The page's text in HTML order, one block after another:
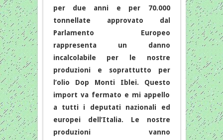
per due anni e per 70.000
tonnellate approvato dal
Parlamento Europeo
rappresenta un danno
incalcolabile per le nostre
produzioni e soprattutto per
l’olio Dop Monti Iblei. Questo
import va fermato e mi appello
a tutti i deputati nazionali ed
europei dell’Italia. Le nostre
produzioni vanno